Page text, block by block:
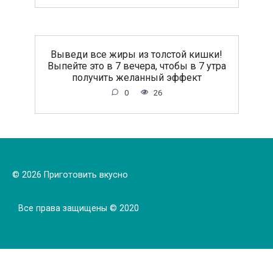
Выведи все жиры из толстой кишки!
Выпейте это в 7 вечера, чтобы в 7 утра
получить желанный эффект
0 26
© 2026 Приготовить вкусно
Все права защищены © 2020